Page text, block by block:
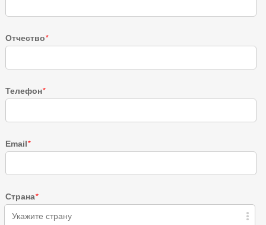
Отчество*
Телефон*
Email*
Страна*
Укажите страну